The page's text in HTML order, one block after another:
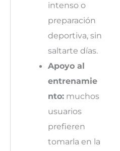
intenso o
preparación
deportiva, sin
saltarte días.
Apoyo al
entrenamie
nto:muchos
usuarios
prefieren
tomarla en la